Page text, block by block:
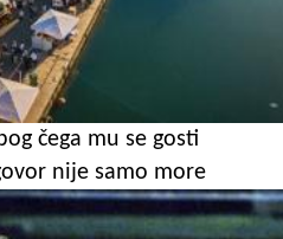
čega mu se gosti
nije samo more